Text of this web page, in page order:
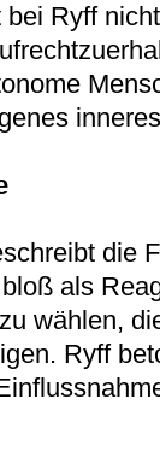
Ryff
die
als
wählen,
Ryff